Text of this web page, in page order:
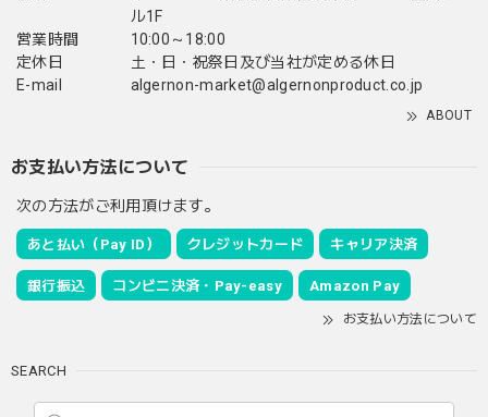
ル1F
営業時間
10:00～18:00
定休日
土・日・祝祭日及び当社が定める休日
E-mail
algernon-market@algernonproduct.co.jp
ABOUT
お支払い方法について
次の方法がご利用頂けます。
あと払い（Pay ID） クレジットカード キャリア決済
銀行振込 コンビニ決済・Pay-easy Amazon Pay
お支払い方法について
SEARCH